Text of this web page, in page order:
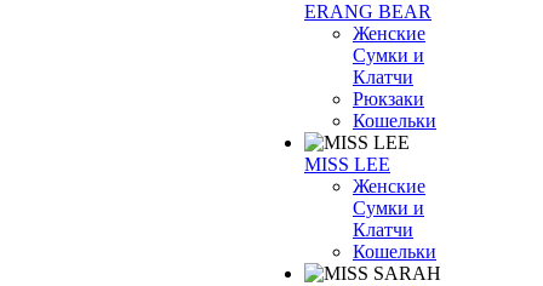
ERANG BEAR
Женские
Сумки и
Клатчи
Рюкзаки
Кошельки
MISS LEE
Женские
Сумки и
Клатчи
Кошельки